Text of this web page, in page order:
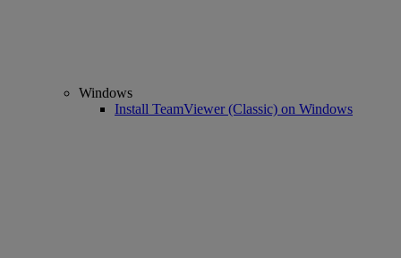
Windows
Install TeamViewer (Classic) on Windows